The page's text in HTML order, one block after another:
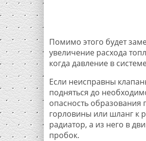
Помимо этого будет
увеличение расхода
когда давление в
Если неисправны
подняться до
опасность
горловины или шланг к
радиатор, а из него в
пробок.